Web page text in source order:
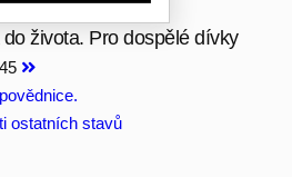
života. Pro dospělé dívky
ostatních stavů